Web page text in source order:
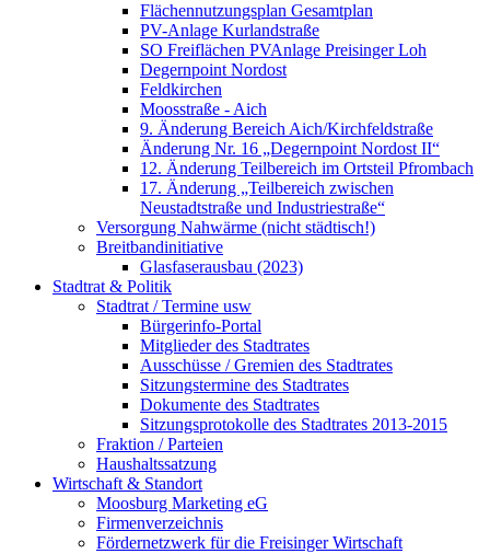
Flächennutzungsplan Gesamtplan
PV-Anlage Kurlandstraße
SO Freiflächen PV­Anlage Preisinger Loh
Degernpoint Nordost
Feldkirchen
Moosstraße - Aich
9. Änderung Bereich Aich/Kirchfeldstraße
Änderung Nr. 16 „Degernpoint Nordost II“
12. Änderung Teilbereich im Ortsteil Pfrombach
17. Änderung „Teilbereich zwischen
Neustadtstraße und Industriestraße“
Versorgung Nahwärme (nicht städtisch!)
Breitbandinitiative
Glasfaserausbau (2023)
Stadtrat & Politik
Stadtrat / Termine usw
Bürgerinfo-Portal
Mitglieder des Stadtrates
Ausschüsse / Gremien des Stadtrates
Sitzungstermine des Stadtrates
Dokumente des Stadtrates
Sitzungsprotokolle des Stadtrates 2013-2015
Fraktion / Parteien
Haushaltssatzung
Wirtschaft & Standort
Moosburg Marketing eG
Firmenverzeichnis
Fördernetzwerk für die Freisinger Wirtschaft